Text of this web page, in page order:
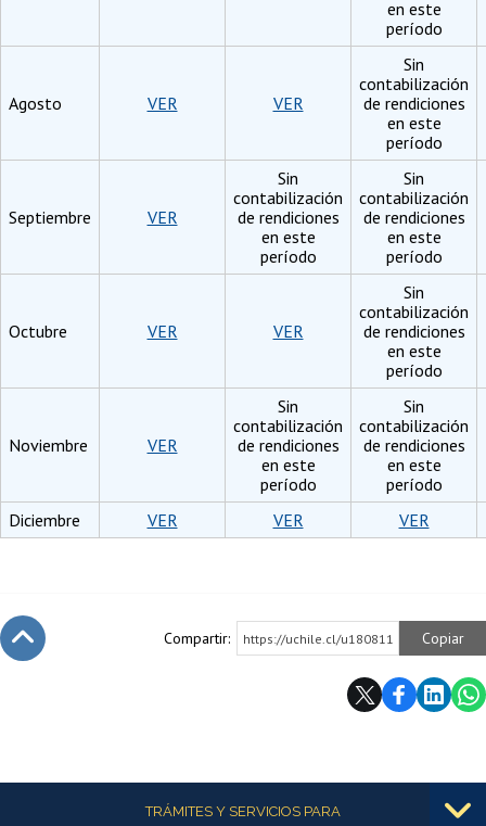
en este
período
Agosto VER VER
Sin
contabilización
de rendiciones
en este
período
Septiembre VER
Sin
contabilización
de rendiciones
en este
período
Sin
contabilización
de rendiciones
en este
período
Octubre VER VER
Sin
contabilización
de rendiciones
en este
período
Noviembre VER
Sin
contabilización
de rendiciones
en este
período
Sin
contabilización
de rendiciones
en este
período
Diciembre
VER VER VER
Compartir: https://uchile.cl/u180811 Copiar
Más informaciónTRÁMITES Y SERVICIOS PARA